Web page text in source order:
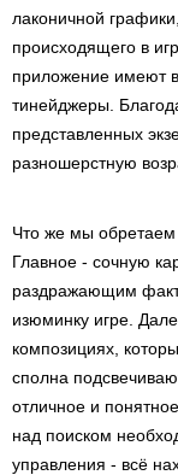
лаконичной
происходящего в
приложение имеют
тинейджеры.
представленных
разношерстную
Что же мы обретаем
Главное - сочную
раздражающим
изюминку игре.
композициях,
сполна
отличное и
над поиском
управления - всё